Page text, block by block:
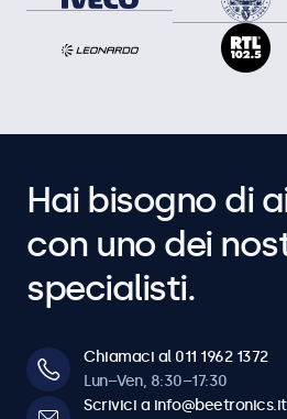
Hai bisogno di
con uno dei
specialisti.
Chiamaci al 011 1962 1372
Lun–Ven, 8:30–17:30
Scrivici a info@beetronics.it